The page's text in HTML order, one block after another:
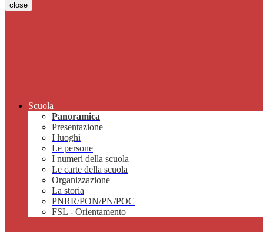
close
Scuola
Panoramica
Presentazione
I luoghi
Le persone
I numeri della scuola
Le carte della scuola
Organizzazione
La storia
PNRR/PON/PN/POC
FSL - Orientamento